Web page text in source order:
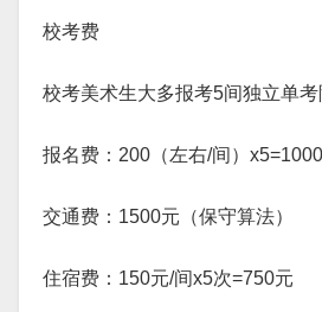
校考费
校考美术生大多报考5间独立单
报名费：200（左右/间）
交通费：1500元（保守算法）
住宿费：150元/间x5次=750元